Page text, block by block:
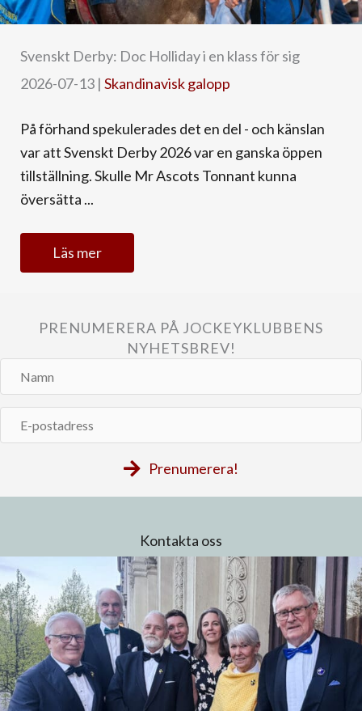
Svenskt Derby: Doc Holliday i en klass för sig
2026-07-13 | Skandinavisk galopp
På förhand spekulerades det en del - och känslan
var att Svenskt Derby 2026 var en ganska öppen
tillställning. Skulle Mr Ascots Tonnant kunna
översätta ...
Läs mer
PRENUMERERA PÅ JOCKEYKLUBBENS
NYHETSBREV!
Namn
postadress
Prenumerera!
Kontakta oss